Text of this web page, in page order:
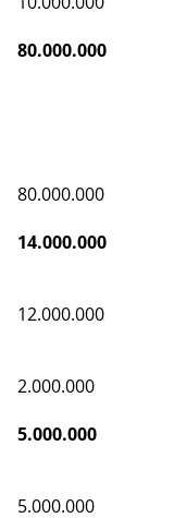
80.000.000
80.000.000
14.000.000
12.000.000
2.000.000
5.000.000
5.000.000